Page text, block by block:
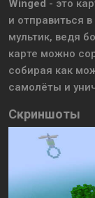
Winged - это
и отправиться
мультик, ведя
карте можно
собирая как
самолёты и
Скриншоты